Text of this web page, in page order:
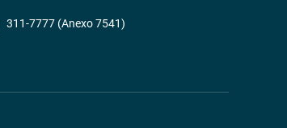
311-7777 (Anexo 7541)